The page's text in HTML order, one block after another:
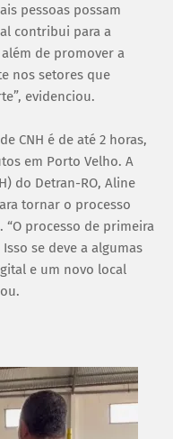
pessoas possam
contribui para a
de promover a
nos setores que
evidenciou.
CNH é de até 2 horas,
em Porto Velho. A
do Detran-RO, Aline
tornar o processo
“O processo de primeira
se deve a algumas
e um novo local